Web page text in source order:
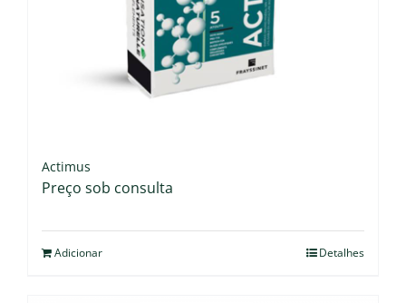
Actimus
Preço sob consulta
Adicionar Detalhes